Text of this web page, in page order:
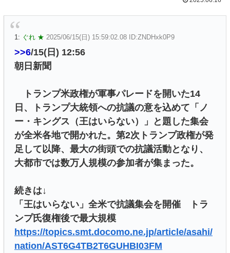
1: ぐれ ★ 2025/06/15(日) 15:59:02.08 ID:ZNDHxk0P9
>>6/15(日) 12:56
朝日新聞
トランプ米政権が軍事パレードを開いた14
日、トランプ大統領への抗議の意を込めて「ノ
ー・キングス（王はいらない）」と題した集会
が全米各地で開かれた。第2次トランプ政権が発
足して以降、最大の街頭での抗議活動となり、
大都市では数万人規模の参加者が集まった。
続きは↓
「王はいらない」全米で抗議集会を開催 トラ
ンプ氏復権後で最大規模
https://topics.smt.docomo.ne.jp/article/asahi/
nation/AST6G4TB2T6GUHBI03FM